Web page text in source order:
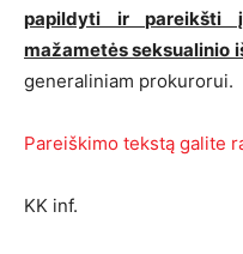
papildyti ir pareikšti
mažametės seksualinio
generaliniam prokurorui.
Pareiškimo tekstą galite
KK inf.